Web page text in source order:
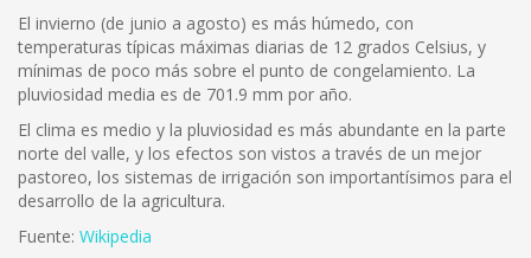
El invierno (de junio a agosto) es más húmedo, con
temperaturas típicas máximas diarias de 12 grados Celsius, y
mínimas de poco más sobre el punto de congelamiento. La
pluviosidad media es de 701.9 mm por año.
El clima es medio y la pluviosidad es más abundante en la parte
norte del valle, y los efectos son vistos a través de un mejor
pastoreo, los sistemas de irrigación son importantísimos para el
desarrollo de la agricultura.
Fuente: Wikipedia